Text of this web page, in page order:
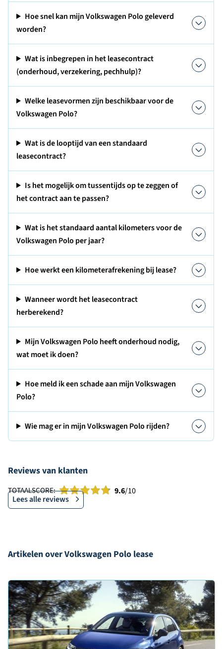
Hoe snel kan mijn Volkswagen Polo geleverd
worden?
Wat is inbegrepen in het leasecontract
(onderhoud, verzekering, pechhulp)?
Welke leasevormen zijn beschikbaar voor de
Volkswagen Polo?
Wat is de looptijd van een standaard
leasecontract?
Is het mogelijk om tussentijds op te zeggen of
het contract aan te passen?
Wat is het standaard aantal kilometers voor de
Volkswagen Polo per jaar?
Hoe werkt een kilometerafrekening bij lease?
Wanneer wordt het leasecontract
herberekend?
Mijn Volkswagen Polo heeft onderhoud nodig,
wat moet ik doen?
Hoe meld ik een schade aan mijn Volkswagen
Polo?
Wie mag er in mijn Volkswagen Polo rijden?
Reviews van klanten
TOTAALSCORE: 9.6/10
Lees alle reviews
Artikelen over Volkswagen Polo lease